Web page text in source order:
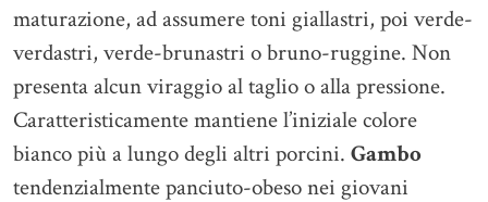
maturazione, ad assumere toni giallastri, poi verde-
verdastri, verde-brunastri o bruno-ruggine. Non
presenta alcun viraggio al taglio o alla pressione.
Caratteristicamente mantiene l’iniziale colore
bianco più a lungo degli altri porcini. Gambo
tendenzialmente panciuto-obeso nei giovani